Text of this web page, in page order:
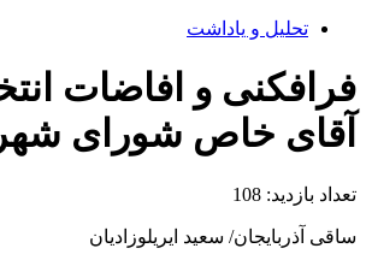
تحلیل و یاداشت
فرافکنی و افاضات
آقای خاص شورای
تعداد بازدید: 108
ساقی آذربایجان/ سعید ایریلوزادیان